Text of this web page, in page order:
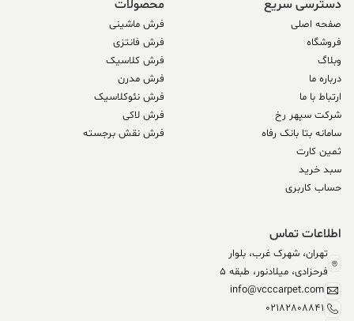
دسترسی سریع
صفحه اصلی
فروشگاه
وبلاگ
درباره ما
ارتباط با ما
شرکت سپهر رخ
سامانه بتا بانک رفاه
ثمین کارت
سبد خرید
حساب کاربری
محصولات
فرش ماشینی
فرش فانتزی
فرش کلاسیک
فرش مدرن
فرش نئوکلاسیک
فرش لاکی
فرش نقش برجسته
اطلاعات تماس
تهران، شهرک غرب، بلوار
فرحزادی، میلادنور، طبقه 5
info@vcccarpet.com
02182808841